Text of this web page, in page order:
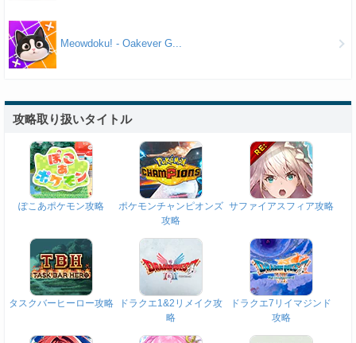
Meowdoku! - Oakever G...
攻略取り扱いタイトル
ぽこあポケモン攻略
ポケモンチャンピオンズ
攻略
サファイアスフィア攻略
タスクバーヒーロー攻略
ドラクエ1&2リメイク攻
略
ドラクエ7リイマジンド
攻略